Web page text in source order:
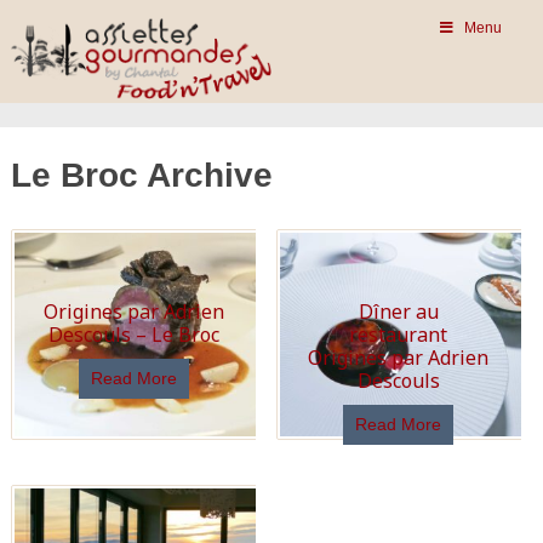
Menu
Le Broc Archive
Origines par Adrien
Descouls – Le Broc
Read More
Dîner au
restaurant
Origines par Adrien
Descouls
Read More